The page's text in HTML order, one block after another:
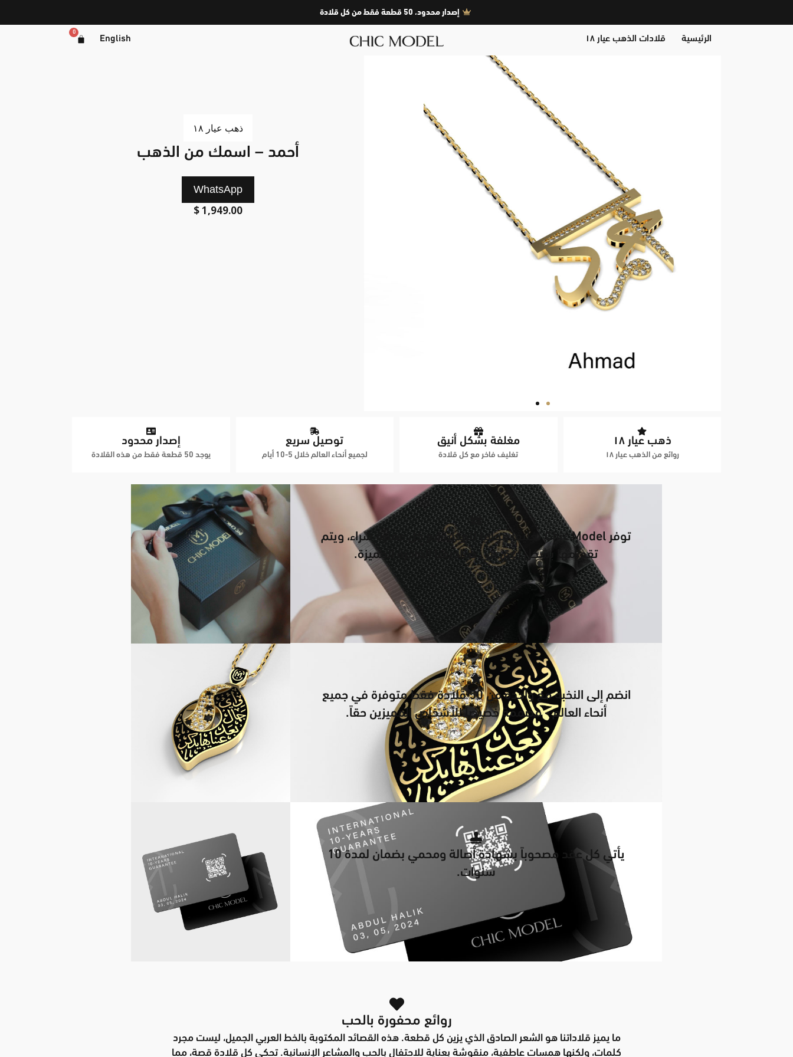
إصدار محدود، 50 قطعة فقط من كل قلادة
الرئيسية قلادات الذهب عيار ١٨
0
English
ذهب عيار ١٨
أحمد – اسمك من الذهب
WhatsApp
1,949.00
$
ذهب عيار ١٨
روائع من الذهب عيار ١٨
مغلفة بشكل أنيق
تغليف فاخر مع كل قلادة
توصيل سريع
لجميع أنحاء العالم خلال 5-10 أيام
إصدار محدود
يوجد 50 قطعة فقط من هذه القلادة
توفر Chic Model تغليفاً مجانياً للهدايا مع كل عملية شراء، ويتم
تقديمها بشكل أنيق في صناديقنا الفاخرة المميزة.
انضم إلى النخبة مع واحدة من 50 قلادة فقط متوفرة في جميع
أنحاء العالم - مصممة خصيصاً للأشخاص المميزين حقاً.
يأتي كل عقد مصحوباً بشهادة أصالة ومحمي بضمان لمدة 10
سنوات.
روائع محفورة بالحب
ما يميز قلاداتنا هو الشعر الصادق الذي يزين كل قطعة. هذه القصائد المكتوبة بالخط العربي الجميل، ليست مجرد
كلمات، ولكنها همسات عاطفية، منقوشة بعناية للاحتفال بالحب والمشاعر الإنسانية. تحكي كل قلادة قصة، مما